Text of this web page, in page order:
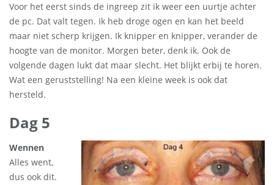
Voor het eerst sinds de ingreep zit ik weer een uurtje achter
de pc. Dat valt tegen. Ik heb droge ogen en kan het beeld
maar niet scherp krijgen. Ik knipper en knipper, verander de
hoogte van de monitor. Morgen beter, denk ik. Ook de
volgende dagen lukt dat maar slecht. Het blijkt erbij te horen.
Wat een geruststelling! Na een kleine week is ook dat
hersteld.
Dag 5
Wennen
Alles went,
dus ook dit.